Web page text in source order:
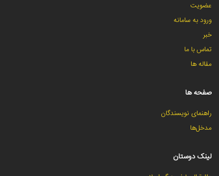
عضویت
ورود به سامانه
خبر
تماس با ما
مقاله ها
صفحه ها
راهنمای نویسندگان
مدخل‌ها
لینک دوستان